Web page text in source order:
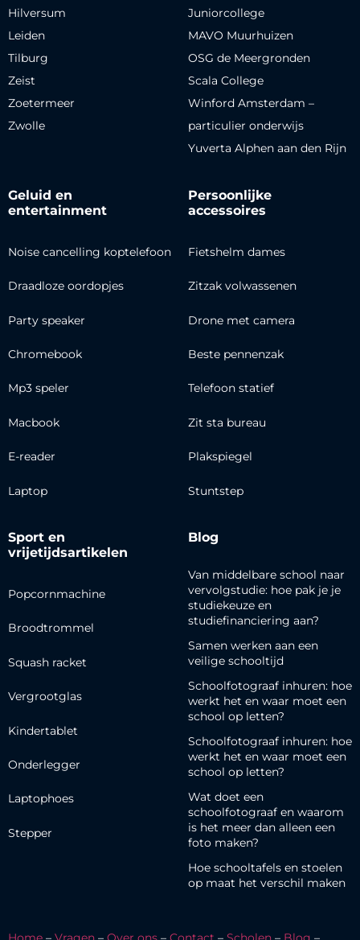
Hilversum
Leiden
Tilburg
Zeist
Zoetermeer
Zwolle
Juniorcollege
MAVO Muurhuizen
OSG de Meergronden
Scala College
Winford Amsterdam –
particulier onderwijs
Yuverta Alphen aan den Rijn
Geluid en
entertainment
Noise cancelling koptelefoon
Draadloze oordopjes
Party speaker
Chromebook
Mp3 speler
Macbook
E-reader
Laptop
Persoonlijke
accessoires
Fietshelm dames
Zitzak volwassenen
Drone met camera
Beste pennenzak
Telefoon statief
Zit sta bureau
Plakspiegel
Stuntstep
Sport en
vrijetijdsartikelen
Popcornmachine
Broodtrommel
Squash racket
Vergrootglas
Kindertablet
Onderlegger
Laptophoes
Stepper
Blog
Van middelbare school naar
vervolgstudie: hoe pak je je
studiekeuze en
studiefinanciering aan?
Samen werken aan een
veilige schooltijd
Schoolfotograaf inhuren: hoe
werkt het en waar moet een
school op letten?
Schoolfotograaf inhuren: hoe
werkt het en waar moet een
school op letten?
Wat doet een
schoolfotograaf en waarom
is het meer dan alleen een
foto maken?
Hoe schooltafels en stoelen
op maat het verschil maken